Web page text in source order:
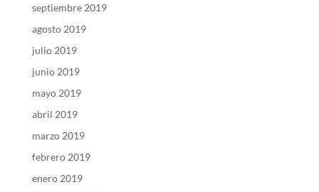
septiembre 2019
agosto 2019
julio 2019
junio 2019
mayo 2019
abril 2019
marzo 2019
febrero 2019
enero 2019